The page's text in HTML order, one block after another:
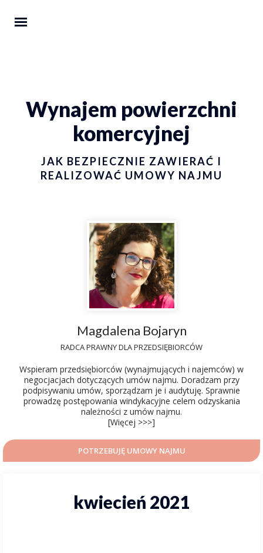
Wynajem powierzchni
komercyjnej
JAK BEZPIECZNIE ZAWIERAĆ I
REALIZOWAĆ UMOWY NAJMU
Magdalena Bojaryn
RADCA PRAWNY DLA PRZEDSIĘBIORCÓW
Wspieram przedsiębiorców (wynajmujących i najemców) w
negocjacjach dotyczących umów najmu. Doradzam przy
podpisywaniu umów, sporządzam je i audytuję. Sprawnie
prowadzę postępowania windykacyjne celem odzyskania
należności z umów najmu.
[Więcej >>>]
POTRZEBUJĘ UMOWY NAJMU
kwiecień 2021